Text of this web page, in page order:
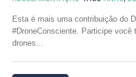
Esta é mais uma contribuição do
#DroneConsciente. Participe
drones...